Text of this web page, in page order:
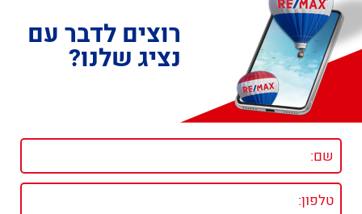
רוצים לדבר עם
נציג שלנו?